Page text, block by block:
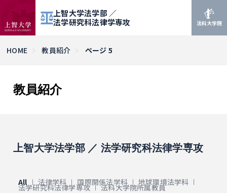
上智大学法学部 ／
法学研究科法律学専攻
法科大学院
HOME 教員紹介 ページ 5
教員紹介
上智大学法学部 ／ 法学研究科法律学専攻
All 法律学科 国際関係法学科 地球環境法学科
法学研究科法律学専攻 法科大学院所属教員